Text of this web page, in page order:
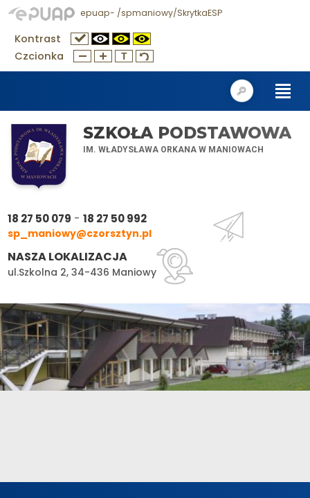
epuap- /spmaniowy/SkrytkaESP
Kontrast
Czcionka
SZKOŁA PODSTAWOWA
IM. WŁADYSŁAWA ORKANA W MANIOWACH
18 27 50 079 -18 27 50 992
sp_maniowy@czorsztyn.pl
NASZA LOKALIZACJA
ul.Szkolna 2, 34-436 Maniowy